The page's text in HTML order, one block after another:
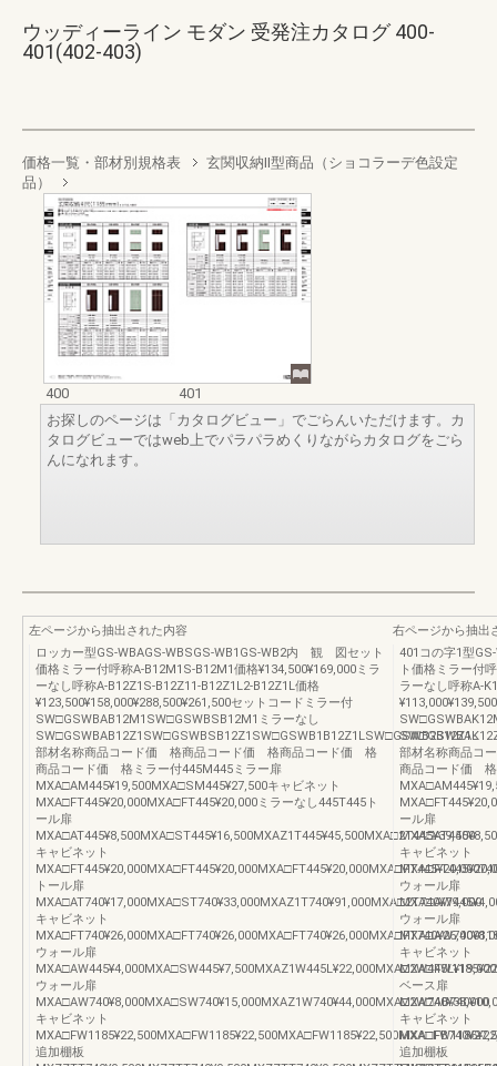
ウッディーライン モダン 受発注カタログ 400-
401(402-403)
価格一覧・部材別規格表
玄関収納II型商品（ショコラーデ色設定
品）
400
401
お探しのページは「カタログビュー」でごらんいただけます。カ
タログビューではweb上でパラパラめくりながらカタログをごら
んになれます。
左ページから抽出された内容
ロッカー型GS-WBAGS-WBSGS-WB1GS-WB2内 観 図セット
価格ミラー付呼称A-B12M1S-B12M1価格¥134,500¥169,000ミラ
ーなし呼称A-B12Z1S-B12Z11-B12Z1L2-B12Z1L価格
¥123,500¥158,000¥288,500¥261,500セットコードミラー付
SW□GSWBAB12M1SW□GSWBSB12M1ミラーなし
SW□GSWBAB12Z1SW□GSWBSB12Z1SW□GSWB1B12Z1LSW□GSWB2B12Z1L
部材名称商品コード価 格商品コード価 格商品コード価 格
商品コード価 格ミラー付445M445ミラー扉
MXA□AM445¥19,500MXA□SM445¥27,500キャビネット
MXA□FT445¥20,000MXA□FT445¥20,000ミラーなし445T445ト
ール扉
MXA□AT445¥8,500MXA□ST445¥16,500MXAZ1T445¥45,500MXA□2T445¥39,500
キャビネット
トール扉
MXA□AT740¥17,000MXA□ST740¥33,000MXAZ1T740¥91,000MXA□2T740¥79,000
キャビネット
ウォール扉
ウォール扉
MXA□AW740¥8,000MXA□SW740¥15,000MXAZ1W740¥44,000MXA□2W740¥38,000
キャビネット
追加棚板
右ページから抽出
401コの字1型
ト価格ミラー付
ラーなし呼称A-
部材名称商品コ
商品コード価 格
ール扉
キャビネット
ウォール扉
ウォール扉
キャビネット
ベース扉
キャビネット
追加棚板